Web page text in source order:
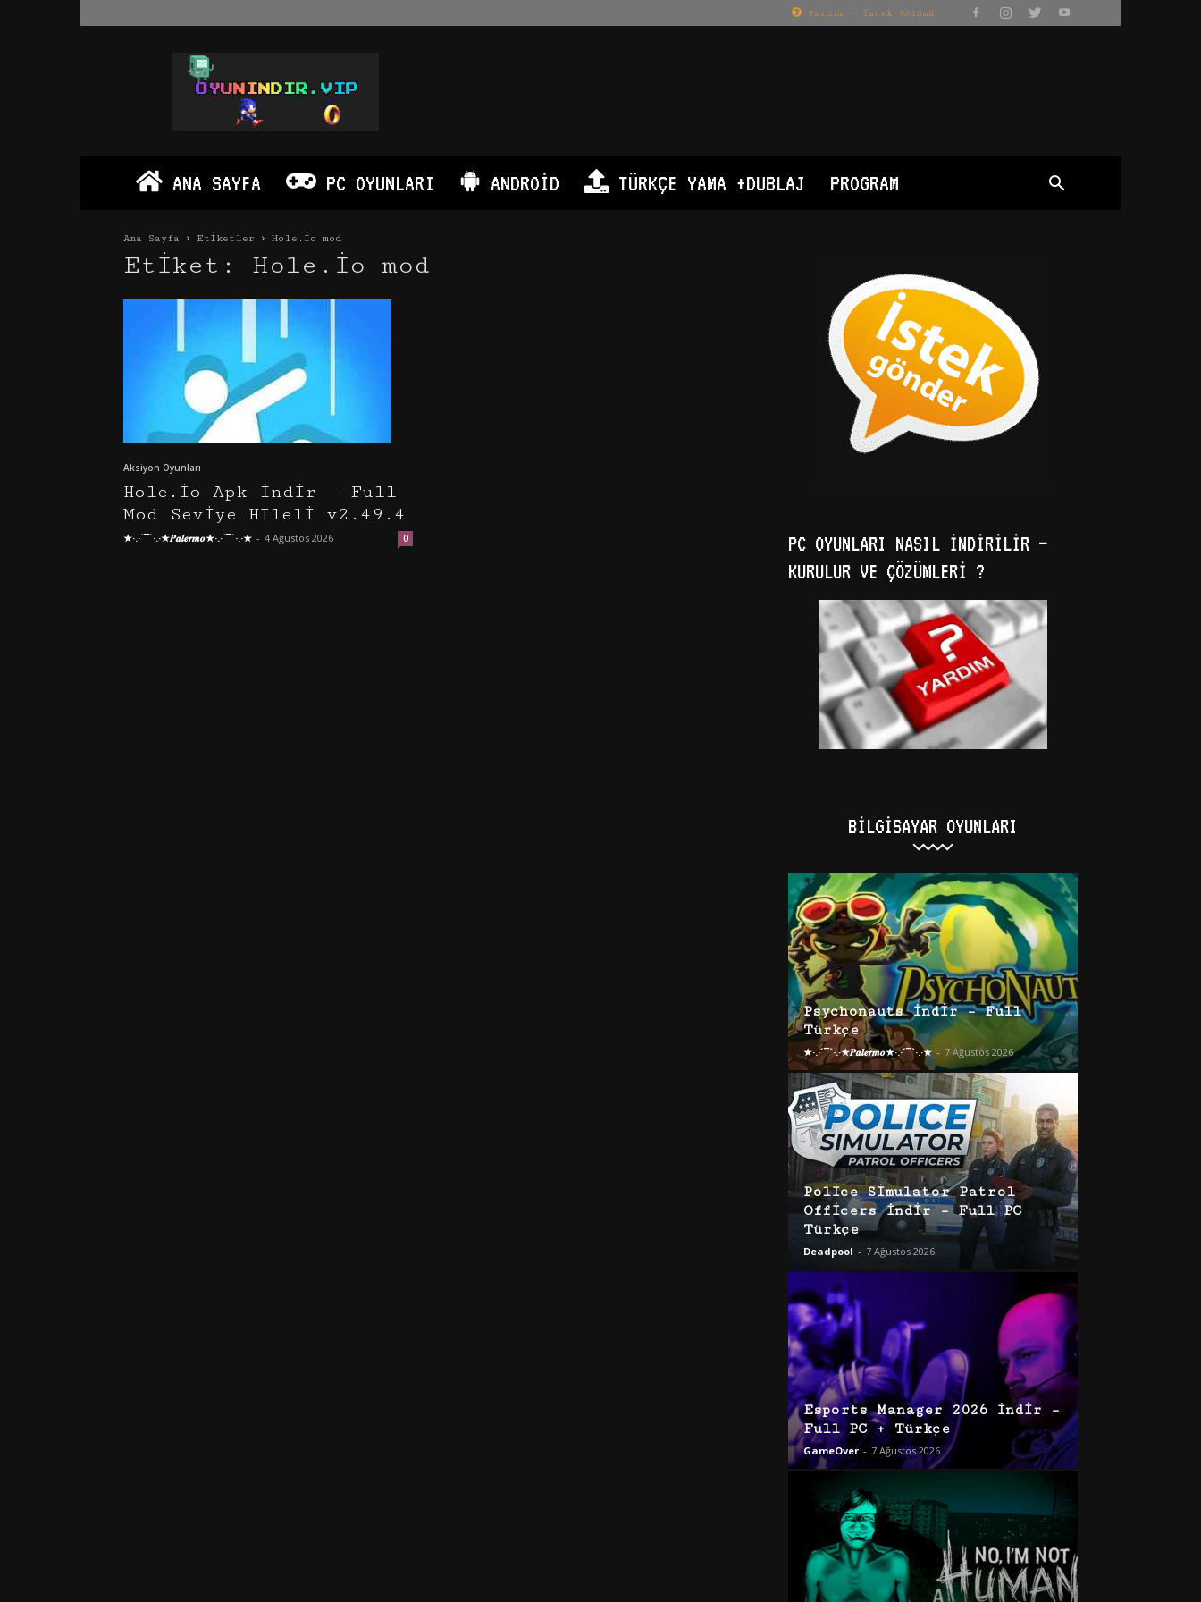
Yardım – İstek Bölümü
Oyun
İndir
PC
Android
Apk
ANA SAYFA PC OYUNLARI ANDROID TÜRKÇE YAMA +DUBLAJ PROGRAM
Ana Sayfa Etiketler Hole.io mod
Etiket: Hole.io mod
Aksiyon Oyunları
Hole.io Apk İndir – Full
Mod Seviye Hileli v2.49.4
★·.·´¯`·.·★𝑷𝒂𝒍𝒆𝒓𝒎𝒐★·.·´¯`·.·★ - 4 Ağustos 2026 0
PC OYUNLARI NASIL İNDIRILIR –
KURULUR VE ÇÖZÜMLERI ?
BILGISAYAR OYUNLARI
Psychonauts İndir – Full
Türkçe
★·.·´¯`·.·★𝑷𝒂𝒍𝒆𝒓𝒎𝒐★·.·´¯`·.·★ - 7 Ağustos 2026
Police Simulator Patrol
Officers İndir – Full PC
Türkçe
Deadpool - 7 Ağustos 2026
Esports Manager 2026 İndir –
Full PC + Türkçe
GameOver - 7 Ağustos 2026